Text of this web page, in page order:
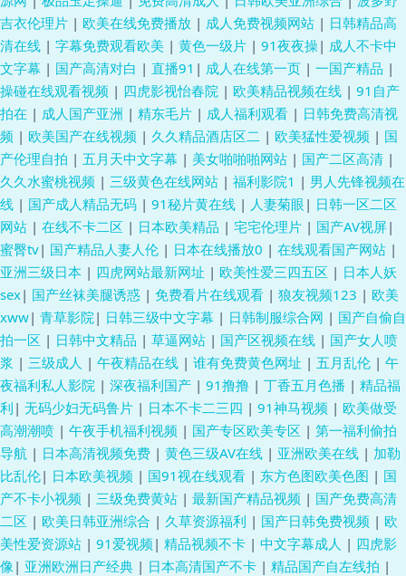
吉衣伦理片 | 欧美在线免费播放 | 成人免费视频网站 | 日韩精品高
清在线 | 字幕免费观看欧美 | 黄色一级片 | 91夜夜操| 成人不卡中
文字幕 | 国产高清对白 | 直播91 | 成人在线第一页 | 一国产精品 |
操碰在线观看视频 | 四虎影视怡春院 | 欧美精品视频在线 | 91自产
拍在 | 成人国产亚洲 | 精东毛片 | 成人福利观看 | 日韩免费高清视
频 | 欧美国产在线视频 | 久久精品酒店区二 | 欧美猛性爱视频 | 国
产伦理自拍 | 五月天中文字幕 | 美女啪啪啪网站 | 国产二区高清 |
久久水蜜桃视频 | 三级黄色在线网站 | 福利影院1 | 男人先锋视频在
线 | 国产成人精品无码 | 91秘片黄在线 | 人妻菊眼 | 日韩一区二区
网站 | 在线不卡二区 | 日本欧美精品 | 宅宅伦理片 | 国产AV视屏|
蜜臀tv| 国产精品人妻人伦 | 日本在线播放0 | 在线观看国产网站 |
亚洲三级日本 | 四虎网站最新网址 | 欧美性爱三四五区 | 日本人妖
sex| 国产丝袜美腿诱惑 | 免费看片在线观看 | 狼友视频123 | 欧美
xww| 青草影院 | 日韩三级中文字幕 | 日韩制服综合网 | 国产自偷自
拍一区 | 日韩中文精品 | 草逼网站 | 国产区视频在线 | 国产女人喷
浆 | 三级成人 | 午夜精品在线 | 谁有免费黄色网址 | 五月乱伦 | 午
夜福利私人影院 | 深夜福利国产 | 91撸撸 | 丁香五月色播 | 精品福
利 | 无码少妇无码鲁片 | 日本不卡二三四 | 91神马视频 | 欧美做受
高潮潮喷 | 午夜手机福利视频 | 国产专区欧美专区 | 第一福利偷拍
导航 | 日本高清视频免费 | 黄色三级AV在线 | 亚洲欧美在线 | 加勒
比乱伦| 日本欧美视频 | 国91视在线观看 | 东方色图欧美色图 | 国
产不卡小视频 | 三级免费黄站 | 最新国产精品视频 | 国产免费高清
二区 | 欧美日韩亚洲综合 | 久草资源福利 | 国产日韩免费视频 | 欧
美性爱资源站 | 91爱视频 | 精品视频不卡 | 中文字幕成人 | 四虎影
像 | 亚洲欧洲日产经典 | 日本高清国产不卡 | 精品国产自左线拍 |